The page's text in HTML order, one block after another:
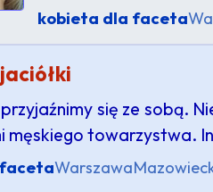
kobieta dla faceta
się ze sobą.
męskiego towarzystwa.
Warszawa